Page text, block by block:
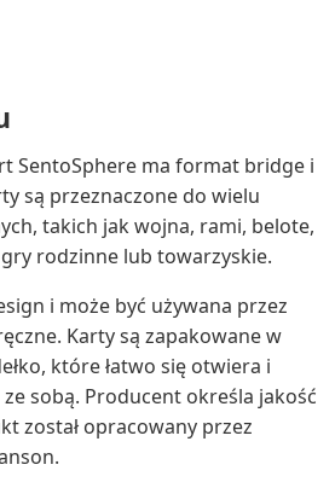
SentoSphere ma format bridge i
są przeznaczone do wielu
takich jak wojna, rami, belote,
rodzinne lub towarzyskie.
i może być używana przez
Karty są zapakowane w
które łatwo się otwiera i
sobą. Producent określa jakość
został opracowany przez